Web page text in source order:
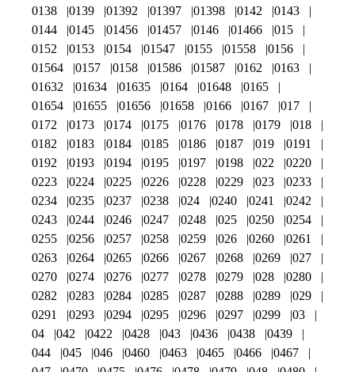
0138
0139 01392 01397 01398 0142
0143
0144
0145 01456 01457 0146 01466
015
0152
0153 0154 01547 0155 01558
0156
01564
0157 0158 01586 01587 0162
0163
01632
01634 01635 0164 01648
0165
01654
01655 01656 01658 0166 0167
017
0172
0173 0174 0175 0176 0178 0179
018
0182
0183 0184 0185 0186 0187 019
0191
0192
0193 0194 0195 0197 0198 022
0220
0223
0224 0225 0226 0228 0229 023
0233
0234
0235 0237 0238 024 0240 0241
0242
0243
0244 0246 0247 0248 025 0250
0254
0255
0256 0257 0258 0259 026 0260
0261
0263
0264 0265 0266 0267 0268 0269
027
0270
0274 0276 0277 0278 0279 028
0280
0282
0283 0284 0285 0287 0288 0289
029
0291
0293 0294 0295 0296 0297 0299
03
04
042 0422 0428 043 0436 0438
0439
044
045 046 0460 0463 0465 0466
0467